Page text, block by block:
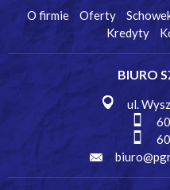
O firmie Oferty
Kredyty
BIURO
ul.